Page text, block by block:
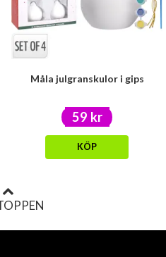
Måla julgranskulor i gips
59 kr
KÖP